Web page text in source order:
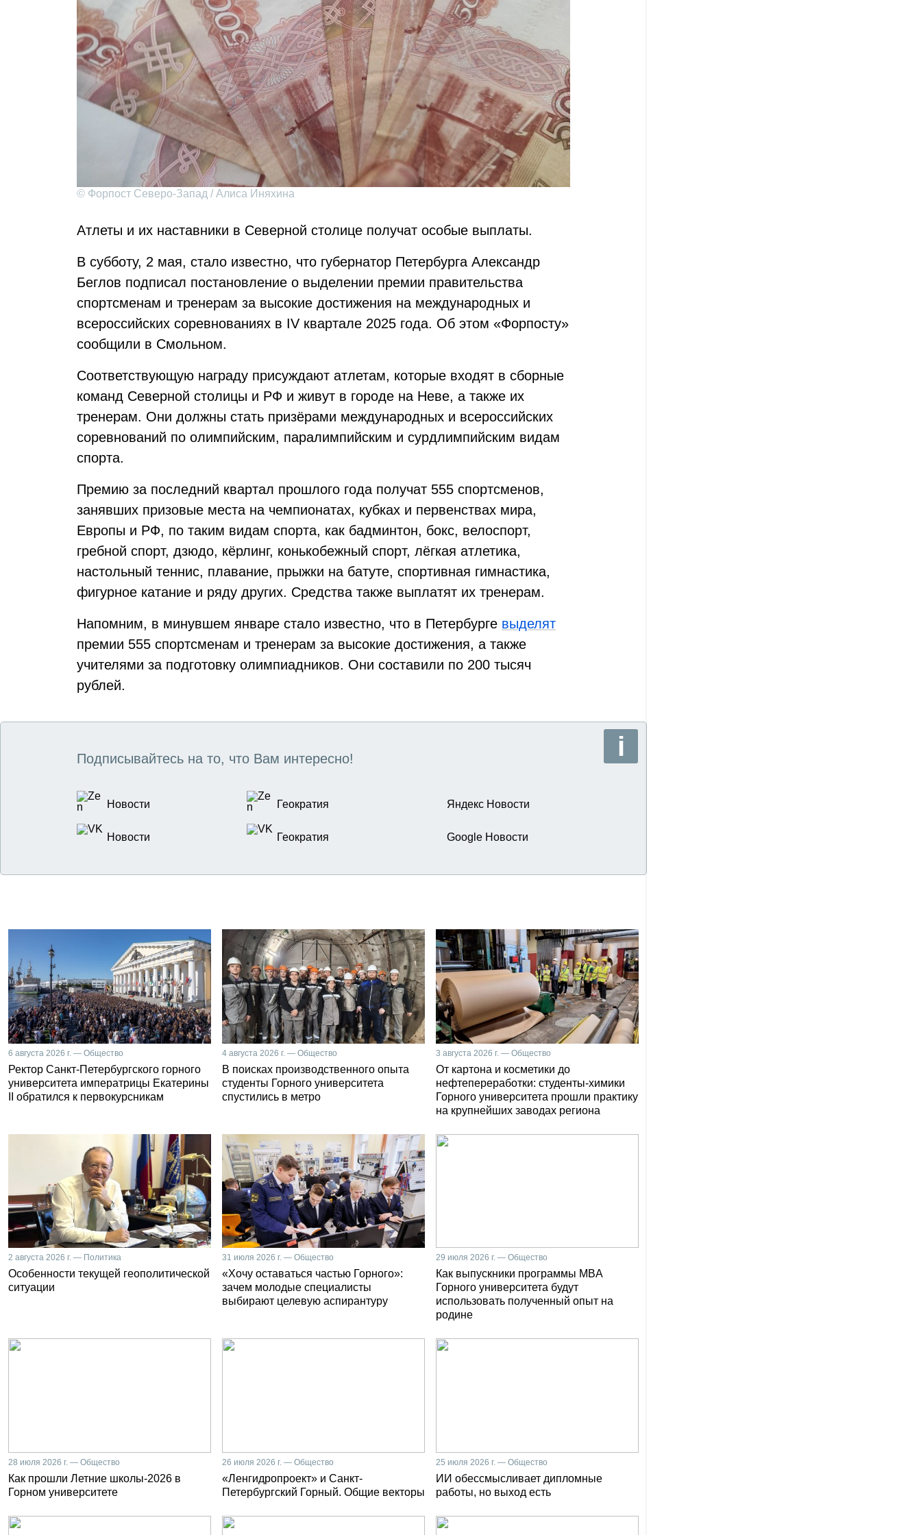
© Форпост Северо-Запад / Алиса Иняхина
Атлеты и их наставники в Северной столице получат особые выплаты.
В субботу, 2 мая, стало известно, что губернатор Петербурга Александр
Беглов подписал постановление о выделении премии правительства
спортсменам и тренерам за высокие достижения на международных и
всероссийских соревнованиях в IV квартале 2025 года. Об этом «Форпосту»
сообщили в Смольном.
Соответствующую награду присуждают атлетам, которые входят в сборные
команд Северной столицы и РФ и живут в городе на Неве, а также их
тренерам. Они должны стать призёрами международных и всероссийских
соревнований по олимпийским, паралимпийским и сурдлимпийским видам
спорта.
Премию за последний квартал прошлого года получат 555 спортсменов,
занявших призовые места на чемпионатах, кубках и первенствах мира,
Европы и РФ, по таким видам спорта, как бадминтон, бокс, велоспорт,
гребной спорт, дзюдо, кёрлинг, конькобежный спорт, лёгкая атлетика,
настольный теннис, плавание, прыжки на батуте, спортивная гимнастика,
фигурное катание и ряду других. Средства также выплатят их тренерам.
Напомним, в минувшем январе стало известно, что в Петербурге выделят
премии 555 спортсменам и тренерам за высокие достижения, а также
учителями за подготовку олимпиадников. Они составили по 200 тысяч
рублей.
Подписывайтесь на то, что Вам интересно!
Новости Геократия Яндекс Новости
Новости Геократия Google Новости
6 августа 2026 г. — Общество
Ректор Санкт-Петербургского горного
университета императрицы Екатерины
II обратился к первокурсникам
4 августа 2026 г. — Общество
В поисках производственного опыта
студенты Горного университета
спустились в метро
3 августа 2026 г. — Общество
От картона и косметики до
нефтепереработки: студенты-химики
Горного университета прошли практику
на крупнейших заводах региона
2 августа 2026 г. — Политика
Особенности текущей геополитической
ситуации
31 июля 2026 г. — Общество
«Хочу оставаться частью Горного»:
зачем молодые специалисты
выбирают целевую аспирантуру
29 июля 2026 г. — Общество
Как выпускники программы MBA
Горного университета будут
использовать полученный опыт на
родине
28 июля 2026 г. — Общество
Как прошли Летние школы-2026 в
Горном университете
26 июля 2026 г. — Общество
«Ленгидропроект» и Санкт-
Петербургский Горный. Общие векторы
25 июля 2026 г. — Общество
ИИ обессмысливает дипломные
работы, но выход есть